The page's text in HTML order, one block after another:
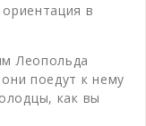
в
Леопольда
поедут к нему
как вы